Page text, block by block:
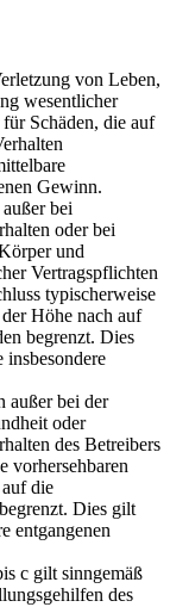
von Leben,
wesentlicher
Schäden, die auf
Gewinn.
bei
oder bei
und
Vertragspflichten
typischerweise
Höhe nach auf
begrenzt. Dies
außer bei der
oder
des Betreibers
vorhersehbaren
die
Dies gilt
entgangenen
c gilt sinngemäß
des